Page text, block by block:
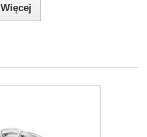
Więcej